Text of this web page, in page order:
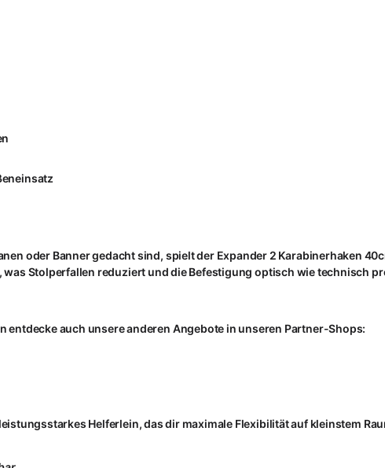
oder Banner gedacht sind, spielt der Expander 2 Karabinerhaken
Stolperfallen reduziert und die Befestigung optisch wie technisch
auch unsere anderen Angebote in unseren Partner-Shops:
Helferlein, das dir maximale Flexibilität auf kleinstem